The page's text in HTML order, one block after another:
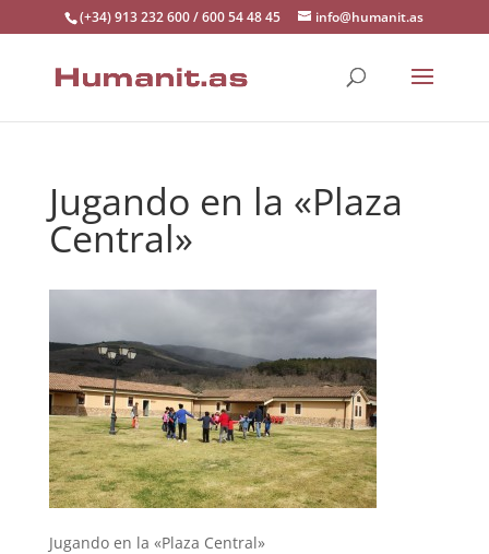
(+34) 913 232 600 / 600 54 48 45 info@humanit.as
Jugando en la «Plaza
Central»
Jugando en la «Plaza Central»